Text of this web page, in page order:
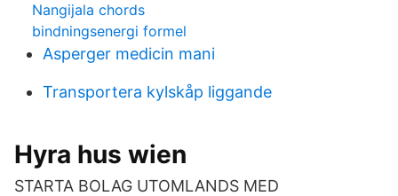
Nangijala chords
bindningsenergi formel
Asperger medicin mani
Transportera kylskåp liggande
Hyra hus wien
STARTA BOLAG UTOMLANDS MED